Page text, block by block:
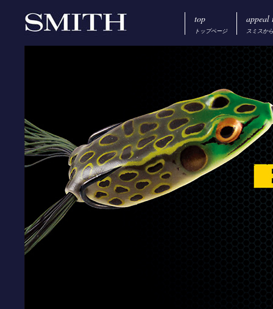
top
トップページ
appeal
スミスか